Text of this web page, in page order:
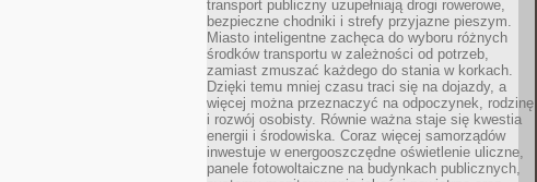
transport publiczny uzupełniają drogi rowerowe,
bezpieczne chodniki i strefy przyjazne pieszym.
Miasto inteligentne zachęca do wyboru różnych
środków transportu w zależności od potrzeb,
zamiast zmuszać każdego do stania w korkach.
Dzięki temu mniej czasu traci się na dojazdy, a
więcej można przeznaczyć na odpoczynek, rodzinę
i rozwój osobisty. Równie ważna staje się kwestia
energii i środowiska. Coraz więcej samorządów
inwestuje w energooszczędne oświetlenie uliczne,
panele fotowoltaiczne na budynkach publicznych,